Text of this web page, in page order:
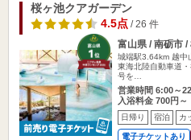
桜ヶ池クアガーデン
4.5点/ 26 件
富山県 / 南砺市 /
城端駅3.64km 越中
東海北陸自動車道
号を…
営業時間 6:00～
入浴料金 700円～
日帰り 宿泊 カ
電子チケットあり